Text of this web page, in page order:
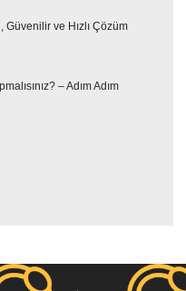
ve Hızlı Çözüm
– Adım Adım